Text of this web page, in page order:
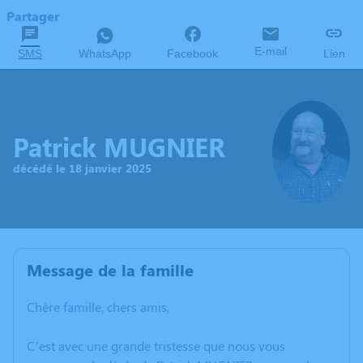
Partager
SMS WhatsApp Facebook E-mail Lien
Patrick MUGNIER
décédé le 18 janvier 2025
Message de la famille
Chère famille, chers amis,
C’est avec une grande tristesse que nous vous